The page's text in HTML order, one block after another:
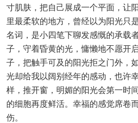
寸肌肤，把自己展成一个平面，让
里最柔软的地方，曾经以为阳光只
名词，是小四笔下聊发感慨的承载
子，守着昏黄的光，慵懒地不愿开
子，把触手可及的阳光拒之门外，
光却给我以阔别经年的感动，也许
样，推开窗，明媚的阳光会第一时
的细胞再度鲜活。幸福的感觉席卷
伤。